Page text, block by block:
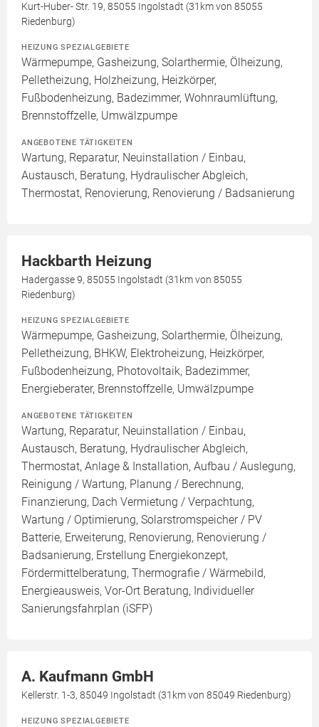
Kurt-Huber- Str. 19, 85055 Ingolstadt (31km von 85055
Riedenburg)
HEIZUNG SPEZIALGEBIETE
Wärmepumpe, Gasheizung, Solarthermie, Ölheizung,
Pelletheizung, Holzheizung, Heizkörper,
Fußbodenheizung, Badezimmer, Wohnraumlüftung,
Brennstoffzelle, Umwälzpumpe
ANGEBOTENE TÄTIGKEITEN
Wartung, Reparatur, Neuinstallation / Einbau,
Austausch, Beratung, Hydraulischer Abgleich,
Thermostat, Renovierung, Renovierung / Badsanierung
Hackbarth Heizung
Hadergasse 9, 85055 Ingolstadt (31km von 85055
Riedenburg)
HEIZUNG SPEZIALGEBIETE
Wärmepumpe, Gasheizung, Solarthermie, Ölheizung,
Pelletheizung, BHKW, Elektroheizung, Heizkörper,
Fußbodenheizung, Photovoltaik, Badezimmer,
Energieberater, Brennstoffzelle, Umwälzpumpe
ANGEBOTENE TÄTIGKEITEN
Wartung, Reparatur, Neuinstallation / Einbau,
Austausch, Beratung, Hydraulischer Abgleich,
Thermostat, Anlage & Installation, Aufbau / Auslegung,
Reinigung / Wartung, Planung / Berechnung,
Finanzierung, Dach Vermietung / Verpachtung,
Wartung / Optimierung, Solarstromspeicher / PV
Batterie, Erweiterung, Renovierung, Renovierung /
Badsanierung, Erstellung Energiekonzept,
Fördermittelberatung, Thermografie / Wärmebild,
Energieausweis, Vor-Ort Beratung, Individueller
Sanierungsfahrplan (iSFP)
A. Kaufmann GmbH
Kellerstr. 1-3, 85049 Ingolstadt (31km von 85049 Riedenburg)
HEIZUNG SPEZIALGEBIETE